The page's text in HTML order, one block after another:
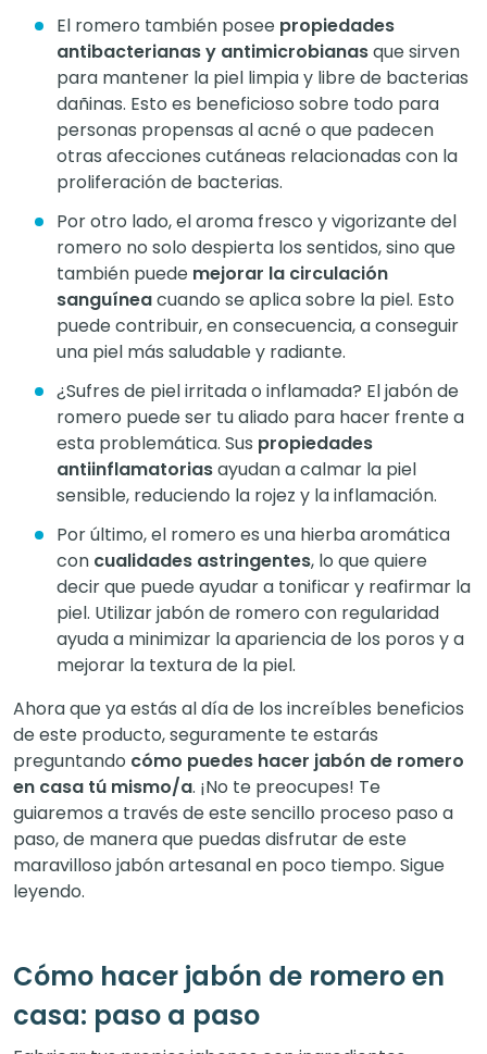
El romero también posee propiedades
antibacterianas y antimicrobianasque sirven
para mantener la piel limpia y libre de bacterias
dañinas. Esto es beneficioso sobre todo para
personas propensas al acné o que padecen
otras afecciones cutáneas relacionadas con la
proliferación de bacterias.
Por otro lado, el aroma fresco y vigorizante del
romero no solo despierta los sentidos, sino que
también puede mejorar la circulación
sanguíneacuando se aplica sobre la piel. Esto
puede contribuir, en consecuencia, a conseguir
una piel más saludable y radiante.
¿Sufres de piel irritada o inflamada? El jabón de
romero puede ser tu aliado para hacer frente a
esta problemática. Sus propiedades
antiinflamatoriasayudan a calmar la piel
sensible, reduciendo la rojez y la inflamación.
Por último, el romero es una hierba aromática
con cualidades astringentes, lo que quiere
decir que puede ayudar a tonificar y reafirmar la
piel. Utilizar jabón de romero con regularidad
ayuda a minimizar la apariencia de los poros y a
mejorar la textura de la piel.
Ahora que ya estás al día de los increíbles beneficios
de este producto, seguramente te estarás
preguntando cómo puedes hacer jabón de romero
en casa tú mismo/a. ¡No te preocupes! Te
guiaremos a través de este sencillo proceso paso a
paso, de manera que puedas disfrutar de este
maravilloso jabón artesanal en poco tiempo. Sigue
leyendo.
Cómo hacer jabón de romero en
casa: paso a paso